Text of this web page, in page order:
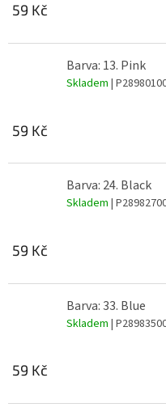
59 Kč
Barva: 13. Pink
Skladem |
59 Kč
Barva: 24. Black
Skladem |
59 Kč
Barva: 33. Blue
Skladem |
59 Kč